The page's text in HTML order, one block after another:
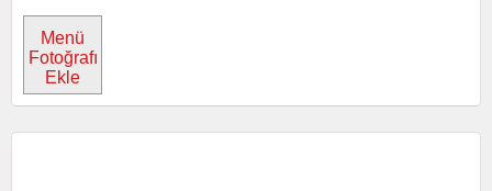
Menü
Fotoğrafı
Ekle